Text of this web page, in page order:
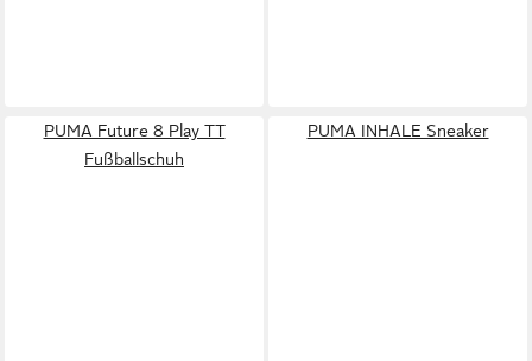
PUMA Future 8 Play TT
Fußballschuh
PUMA INHALE Sneaker